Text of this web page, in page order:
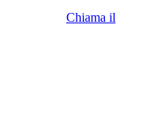
Chiama il